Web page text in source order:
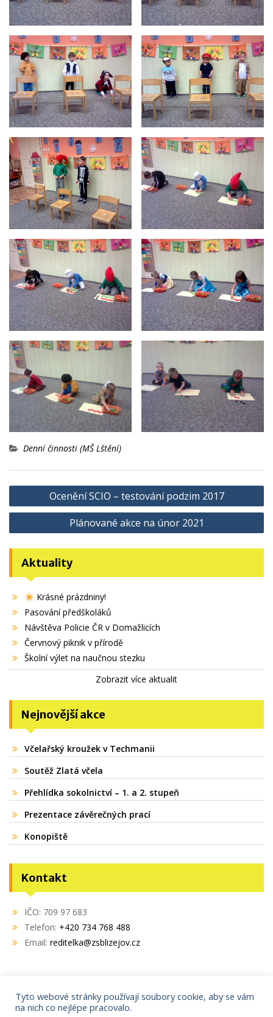
Denní činnosti (MŠ Lštění)
Navigace
pro
Ocenění SCIO – testování podzim 2017
Plánované akce na únor 2021
Aktuality
Krásné prázdniny!
Pasování předškoláků
Návštěva Policie ČR v Domažlicích
Červnový piknik v přírodě
Školní výlet na naučnou stezku
Zobrazit více aktualit
Nejnovější akce
Včelařský kroužek v Techmanii
Soutěž Zlatá včela
Přehlídka sokolnictví – 1. a 2. stupeň
Prezentace závěrečných prací
Konopiště
Kontakt
IČO: 709 97 683
Telefon: +420 734 768 488
Email: reditelka@zsblizejov.cz
Tyto webové stránky používají soubory cookie, aby se vám
na nich co nejlépe pracovalo.